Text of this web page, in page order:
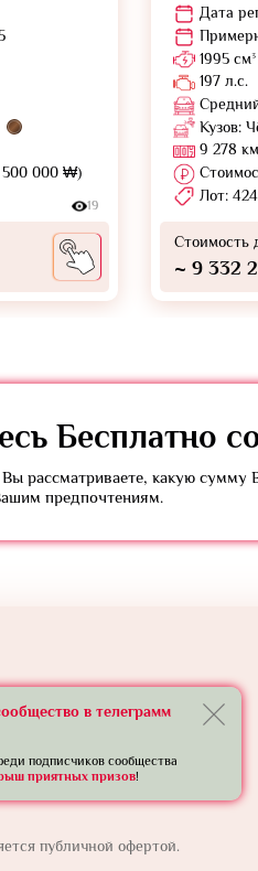
500 000 ₩)
19
Дата
1995
197 л.с.
Кузов:
9 278 км
Лот:
Стоимость
~ 9 332
Бесплатно
рассматриваете, какую
предпочтениям.
публичной офертой.
в телеграмм
подписчиков сообщества
приятных призов!